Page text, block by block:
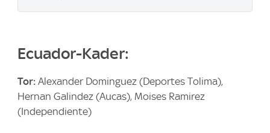
Ecuador-Kader:
Tor: Alexander Dominguez (Deportes Tolima),
Hernan Galindez (Aucas), Moises Ramirez
(Independiente)